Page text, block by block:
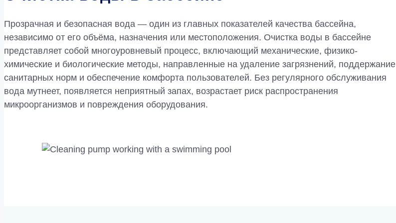
Прозрачная и безопасная вода — один из главных показателей качества бассейна,
независимо от его объёма, назначения или местоположения. Очистка воды в бассейне
представляет собой многоуровневый процесс, включающий механические, физико-
химические и биологические методы, направленные на удаление загрязнений, поддержание
санитарных норм и обеспечение комфорта пользователей. Без регулярного обслуживания
вода мутнеет, появляется неприятный запах, возрастает риск распространения
микроорганизмов и повреждения оборудования.